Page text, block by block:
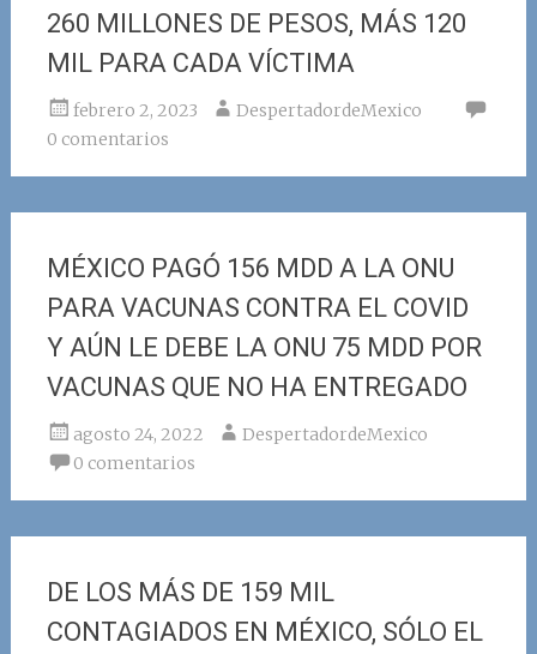
260 MILLONES DE PESOS, MÁS 120
MIL PARA CADA VÍCTIMA
febrero 2, 2023
DespertadordeMexico
0 comentarios
MÉXICO PAGÓ 156 MDD A LA ONU
PARA VACUNAS CONTRA EL COVID
Y AÚN LE DEBE LA ONU 75 MDD POR
VACUNAS QUE NO HA ENTREGADO
agosto 24, 2022
DespertadordeMexico
0 comentarios
DE LOS MÁS DE 159 MIL
CONTAGIADOS EN MÉXICO, SÓLO EL